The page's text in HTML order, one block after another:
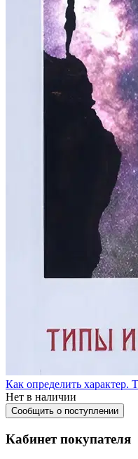
Как определить
Нет в наличии
Сообщить о поступлении
Кабинет покупателя